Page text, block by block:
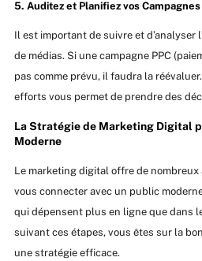
5. Auditez et Planifiez vos Campagnes
Il est important de suivre et d’analyser
de médias. Si une campagne PPC
pas comme prévu, il faudra la
efforts vous permet de prendre des
La Stratégie de Marketing Digital
Moderne
Le marketing digital offre de
vous connecter avec un public
qui dépensent plus en ligne que dans
suivant ces étapes, vous êtes sur la
une stratégie efficace.